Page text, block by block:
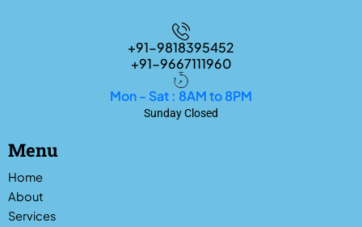
+91-9818395452
+91-9667111960
Mon - Sat : 8AM to 8PM
Sunday Closed
Menu
Home
About
Services